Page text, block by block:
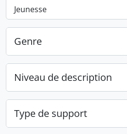
Jeunesse
, 4 résultats
Genre
Niveau de description
Type de support